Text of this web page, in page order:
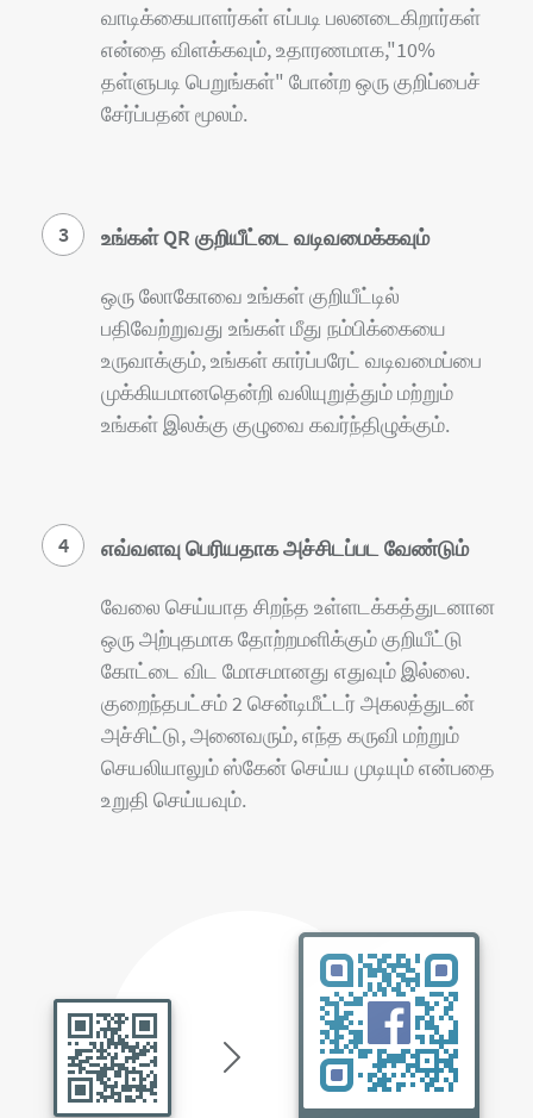
வாடிக்கையாளர்கள் எப்படி பலனடைகிறார்கள்
என்தை விளக்கவும், உதாரணமாக,"10%
தள்ளுபடி பெறுங்கள்" போன்ற ஒரு குறிப்பைச்
சேர்ப்பதன் மூலம்.
3 உங்கள் QR குறியீட்டை வடிவமைக்கவும்
ஒரு லோகோவை உங்கள் குறியீட்டில்
பதிவேற்றுவது உங்கள் மீது நம்பிக்கையை
உருவாக்கும், உங்கள் கார்ப்பரேட் வடிவமைப்பை
முக்கியமானதென்றி வலியுறுத்தும் மற்றும்
உங்கள் இலக்கு குழுவை கவர்ந்திழுக்கும்.
4 எவ்வளவு பெரியதாக அச்சிடப்பட வேண்டும்
வேலை செய்யாத சிறந்த உள்ளடக்கத்துடனான
ஒரு அற்புதமாக தோற்றமளிக்கும் குறியீட்டு
கோட்டை விட மோசமானது எதுவும் இல்லை.
குறைந்தபட்சம் 2 சென்டிமீட்டர் அகலத்துடன்
அச்சிட்டு, அனைவரும், எந்த கருவி மற்றும்
செயலியாலும் ஸ்கேன் செய்ய முடியும் என்பதை
உறுதி செய்யவும்.